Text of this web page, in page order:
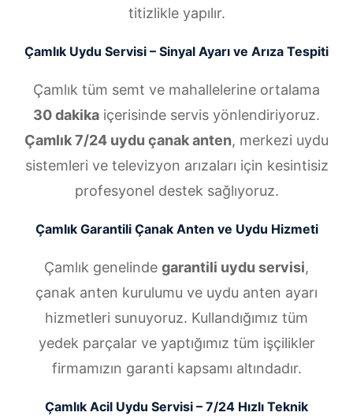
titizlikle yapılır.
Çamlık Uydu Servisi – Sinyal Ayarı ve Arıza Tespiti
Çamlık tüm semt ve mahallelerine ortalama
30 dakika içerisinde servis yönlendiriyoruz.
Çamlık 7/24 uydu çanak anten, merkezi uydu
sistemleri ve televizyon arızaları için kesintisiz
profesyonel destek sağlıyoruz.
Çamlık Garantili Çanak Anten ve Uydu Hizmeti
Çamlık genelinde garantili uydu servisi,
çanak anten kurulumu ve uydu anten ayarı
hizmetleri sunuyoruz. Kullandığımız tüm
yedek parçalar ve yaptığımız tüm işçilikler
firmamızın garanti kapsamı altındadır.
Çamlık Acil Uydu Servisi – 7/24 Hızlı Teknik